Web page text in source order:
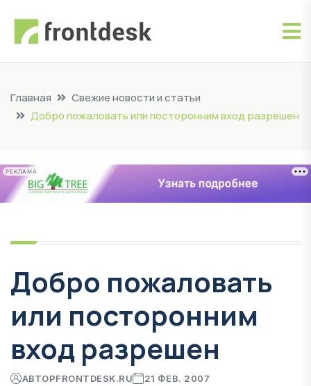
Главная
Свежие новости и статьи
Добро пожаловать или посторонним вход разрешен
РЕКЛАМА
Добро пожаловать
или посторонним
вход разрешен
АВТОРFRONTDESK.RU 21 ФЕВ. 2007